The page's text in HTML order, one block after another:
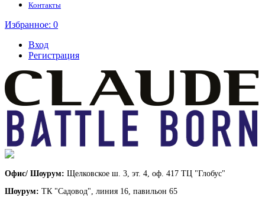
Контакты
Избранное: 0
Вход
Регистрация
Офис/ Шоурум: Щелковское ш. 3, эт. 4, оф. 417 ТЦ "Глобус"
Шоурум: ТК "Садовод", линия 16, павильон 65